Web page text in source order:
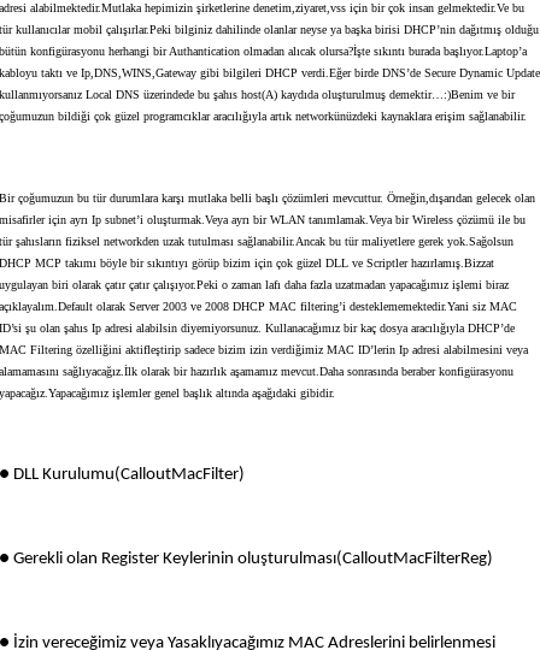
adresi alabilmektedir.Mutlaka hepimizin şirketlerine denetim,ziyaret,vss için bir çok insan gelmektedir.Ve bu
tür kullanıcılar mobil çalışırlar.Peki bilginiz dahilinde olanlar neyse ya başka birisi DHCP’nin dağıtmış olduğu
bütün konfigürasyonu herhangi bir Authantication olmadan alıcak olursa?İşte sıkıntı burada başlıyor.Laptop’a
kabloyu taktı ve Ip,DNS,WINS,Gateway gibi bilgileri DHCP verdi.Eğer birde DNS’de Secure Dynamic Update
kullanmıyorsanız Local DNS üzerindede bu şahıs host(A) kaydıda oluşturulmuş demektir…:)Benim ve bir
çoğumuzun bildiği çok güzel programcıklar aracılığıyla artık networkünüzdeki kaynaklara erişim sağlanabilir.
Bir çoğumuzun bu tür durumlara karşı mutlaka belli başlı çözümleri mevcuttur. Örneğin,dışarıdan gelecek olan
misafirler için ayrı Ip subnet’i oluşturmak.Veya ayrı bir WLAN tanımlamak.Veya bir Wireless çözümü ile bu
tür şahısların fiziksel networkden uzak tutulması sağlanabilir.Ancak bu tür maliyetlere gerek yok.Sağolsun
DHCP MCP takımı böyle bir sıkıntıyı görüp bizim için çok güzel DLL ve Scriptler hazırlamış.Bizzat
uygulayan biri olarak çatır çatır çalışıyor.Peki o zaman lafı daha fazla uzatmadan yapacağımız işlemi biraz
açıklayalım.Default olarak Server 2003 ve 2008 DHCP MAC filtering’i desteklememektedir.Yani siz MAC
ID’si şu olan şahıs Ip adresi alabilsin diyemiyorsunuz. Kullanacağımız bir kaç dosya aracılığıyla DHCP’de
MAC Filtering özelliğini aktifleştirip sadece bizim izin verdiğimiz MAC ID’lerin Ip adresi alabilmesini veya
alamamasını sağlıyacağız.İlk olarak bir hazırlık aşamamız mevcut.Daha sonrasında beraber konfigürasyonu
yapacağız.Yapacağımız işlemler genel başlık altında aşağıdaki gibidir.
● DLL Kurulumu(CalloutMacFilter)
●Gerekli olan Register Keylerinin oluşturulması(CalloutMacFilterReg)
● İzin vereceğimiz veya Yasaklıyacağımız MAC Adreslerini belirlenmesi